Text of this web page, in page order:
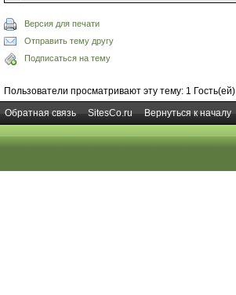
Версия для печати
Отправить тему другу
Подписаться на тему
Пользователи просматривают эту тему: 1 Гость(ей)
Обратная связь
SitesCo.ru Вернуться к началу